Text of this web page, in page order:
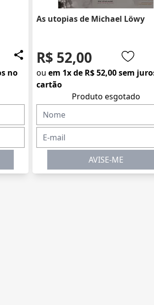
no
As utopias de Michael Löwy
R$ 52,00
ou em 1x de R$ 52,00 sem
cartão
Produto esgotado
AVISE-ME